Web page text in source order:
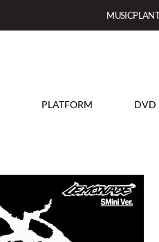
PLATFORM DVD